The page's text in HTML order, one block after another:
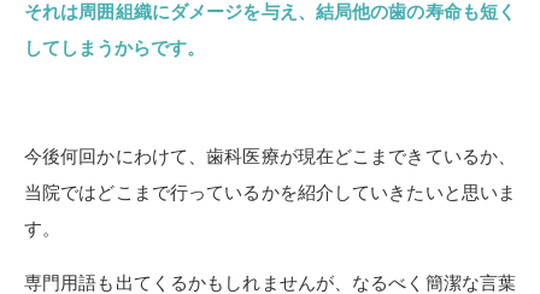
それは周囲組織にダメージを与え、結局他の歯の寿命も短く
してしまうからです。
今後何回かにわけて、歯科医療が現在どこまできているか、
当院ではどこまで行っているかを紹介していきたいと思いま
す。
専門用語も出てくるかもしれませんが、なるべく簡潔な言葉